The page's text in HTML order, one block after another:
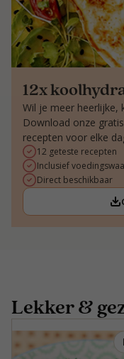
12x
Wil je meer heerlijke,
Download onze
recepten voor elke
12 geteste recepten
Inclusief
Direct beschikbaar
Lekker &